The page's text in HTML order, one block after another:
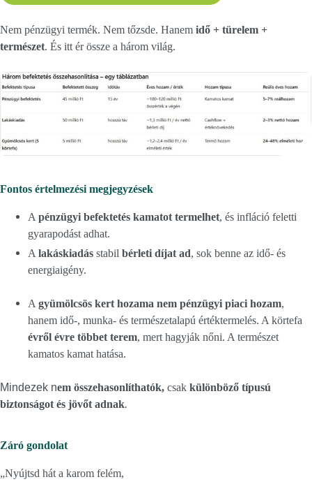
Nem pénzügyi termék. Nem tőzsde. Hanem idő + türelem +
természet. És itt ér össze a három világ.
Fontos értelmezési megjegyzések
A pénzügyi befektetés kamatot termelhet, és infláció feletti
gyarapodást adhat.
A lakáskiadás stabil bérleti díjat ad, sok benne az idő- és
energiaigény.
A gyümölcsös kert hozama nem pénzügyi piaci hozam,
hanem idő-, munka- és természetalapú értéktermelés. A körtefa
évről évre többet terem, mert hagyják nőni. A természet
kamatos kamat hatása.
Mindezek nem összehasonlíthatók, csak különböző típusú
biztonságot és jövőt adnak.
Záró gondolat
„Nyújtsd hát a karom felém,